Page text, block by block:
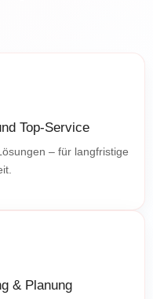
Top-Service
– für langfristige
& Planung